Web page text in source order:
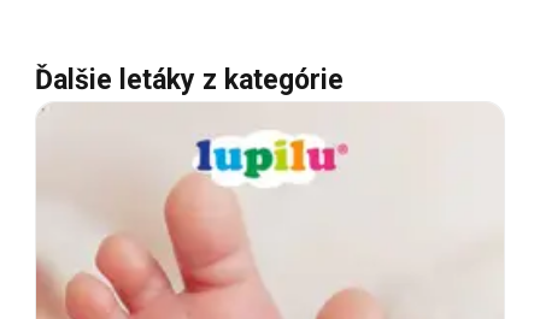
Ďalšie letáky z kategórie